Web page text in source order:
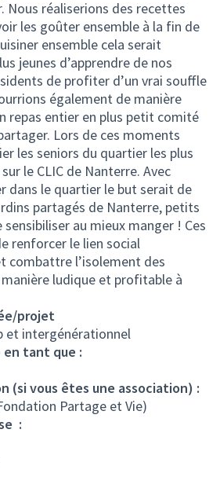
Nous réaliserions des recettes
les goûter ensemble à la fin de
ensemble cela serait
jeunes d’apprendre de nos
de profiter d’un vrai souffle
également de manière
repas entier en plus petit comité
Lors de ces moments
les seniors du quartier les plus
le CLIC de Nanterre. Avec
dans le quartier le but serait de
partagés de Nanterre, petits
au mieux manger ! Ces
renforcer le lien social
combattre l’isolement des
ludique et profitable à
projet
et intergénérationnel
en tant que :
(si vous êtes une association) :
Partage et Vie)
: